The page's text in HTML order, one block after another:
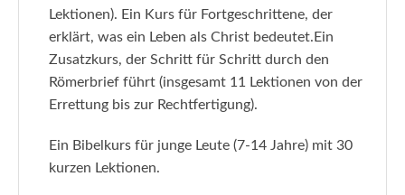
Lektionen). Ein Kurs für Fortgeschrittene, der
erklärt, was ein Leben als Christ bedeutet.Ein
Zusatzkurs, der Schritt für Schritt durch den
Römerbrief führt (insgesamt 11 Lektionen von der
Errettung bis zur Rechtfertigung).
Ein Bibelkurs für junge Leute (7-14 Jahre) mit 30
kurzen Lektionen.